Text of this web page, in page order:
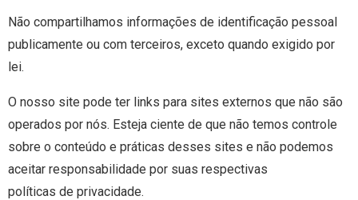
Não compartilhamos informações de identificação pessoal
publicamente ou com terceiros, exceto quando exigido por
lei.
O nosso site pode ter links para sites externos que não são
operados por nós. Esteja ciente de que não temos controle
sobre o conteúdo e práticas desses sites e não podemos
aceitar responsabilidade por suas respectivas
políticas de privacidade.